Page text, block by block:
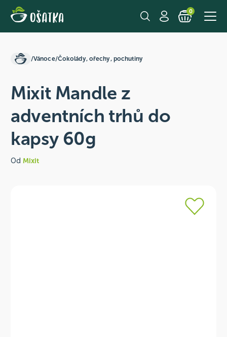
0
/Vánoce/Čokolády, ořechy, pochutiny
Mixit Mandle z
adventních trhů do
kapsy 60g
Od Mixit